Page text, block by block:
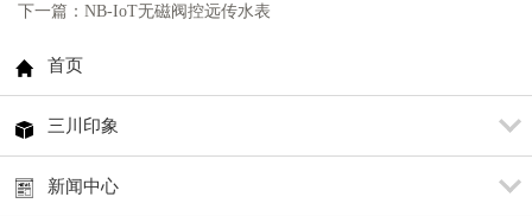
下一篇：NB-IoT无磁阀控远传水表
首页
三川印象
新闻中心